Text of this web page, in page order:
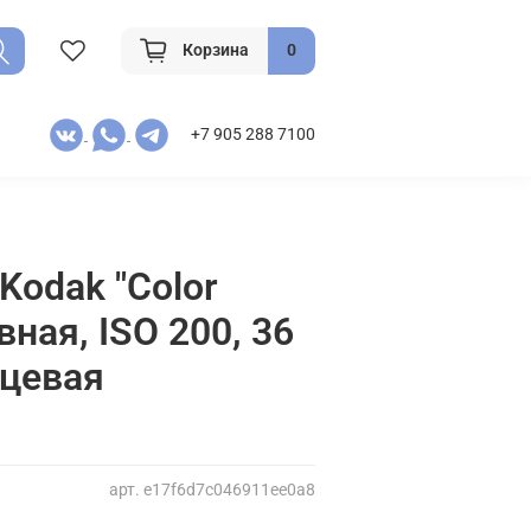
Корзина 0
+7 905 288 7100
арт. e17f6d7c046911ee0a8
"Color
ISO 200, 36